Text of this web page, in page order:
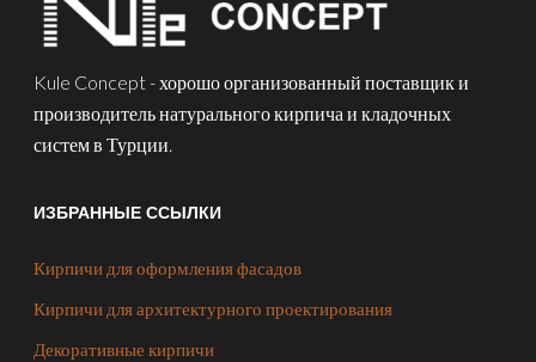
Kule Concept - хорошо организованный поставщик и
производитель натурального кирпича и кладочных
систем в Турции.
ИЗБРАННЫЕ ССЫЛКИ
Кирпичи для оформления фасадов
Кирпичи для архитектурного проектирования
Декоративные кирпичи